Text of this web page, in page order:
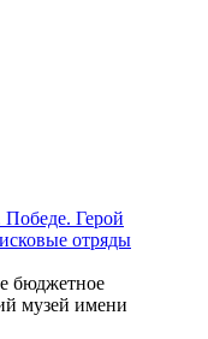
Герой
отряды
бюджетное
музей имени